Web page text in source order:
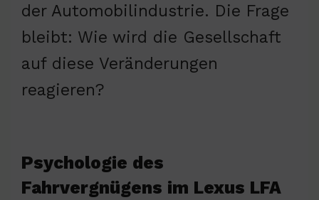
der Automobilindustrie. Die Frage
bleibt: Wie wird die Gesellschaft
auf diese Veränderungen
reagieren?
Psychologie des
Fahrvergnügens im Lexus LFA